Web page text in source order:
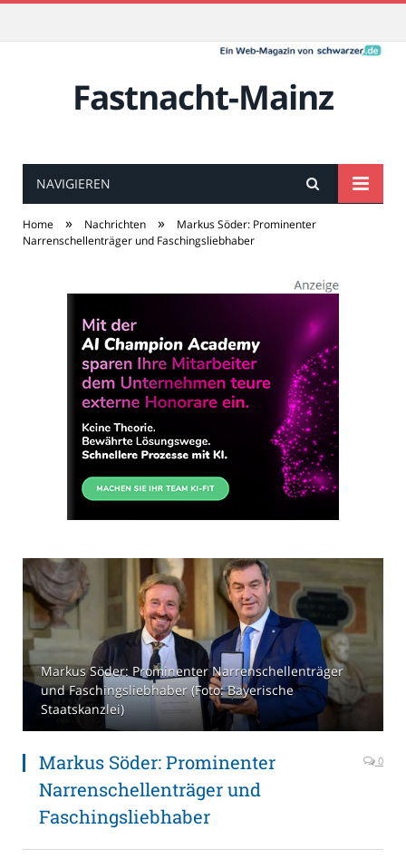
Fastnacht-Mainz
NAVIGIEREN
Home » Nachrichten »
Markus Söder: Prominenter
Narrenschellenträger und Faschingsliebhaber
Markus Söder: Prominenter Narrenschellenträger
und Faschingsliebhaber (Foto: Bayerische
Staatskanzlei)
Markus Söder: Prominenter
Narrenschellenträger und
Faschingsliebhaber
0